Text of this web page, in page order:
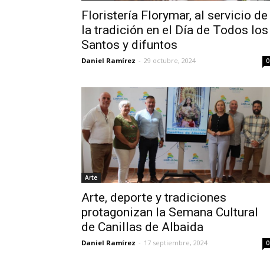
Floristería Florymar, al servicio de
la tradición en el Día de Todos los
Santos y difuntos
Daniel Ramírez - 29 octubre, 2024 0
Arte
Arte, deporte y tradiciones
protagonizan la Semana Cultural
de Canillas de Albaida
Daniel Ramírez - 17 septiembre, 2024 0